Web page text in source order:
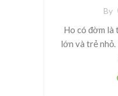
By
Ho có đờm
lớn và trẻ